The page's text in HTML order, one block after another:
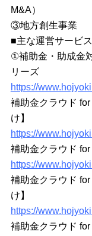
M&A）
③地方創生事業
■主な運営サービス
①補助金・助成金
リーズ
https://
補助金クラウド
け】
https://
補助金クラウド for
https://
補助金クラウド
け】
https://
補助金クラウド for